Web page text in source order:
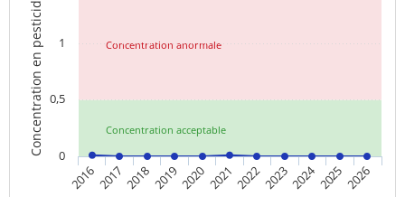
Concentration acceptable
Concentration anormale
Concentration en pesticides
20162017 201820192020202120222023202420252026
0
0,5
1